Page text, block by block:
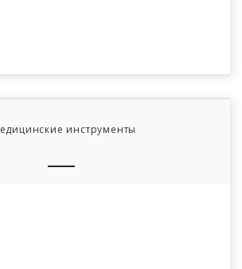
инструменты